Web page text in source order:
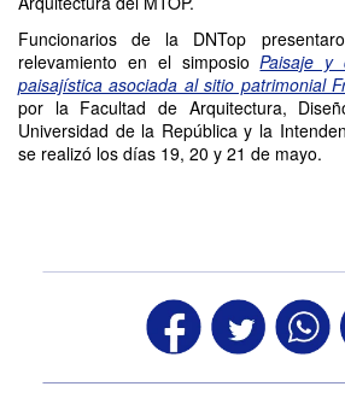
Funcionarios de la DNTop
relevamiento en el simposioPaisaje y
paisajística asociada al sitio patrimonial
por la Facultad de Arquitectura,
Universidad de la República y la
se realizó los días 19, 20 y 21 de mayo.